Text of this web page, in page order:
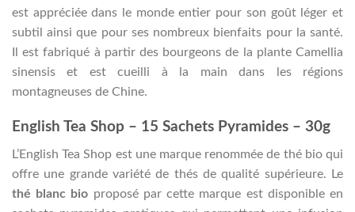
est appréciée dans le monde entier pour son goût léger et
subtil ainsi que pour ses nombreux bienfaits pour la santé.
Il est fabriqué à partir des bourgeons de la plante Camellia
sinensis et est cueilli à la main dans les régions
montagneuses de Chine.
English Tea Shop – 15 Sachets Pyramides – 30g
L’English Tea Shop est une marque renommée de thé bio qui
offre une grande variété de thés de qualité supérieure. Le
thé blanc bio proposé par cette marque est disponible en